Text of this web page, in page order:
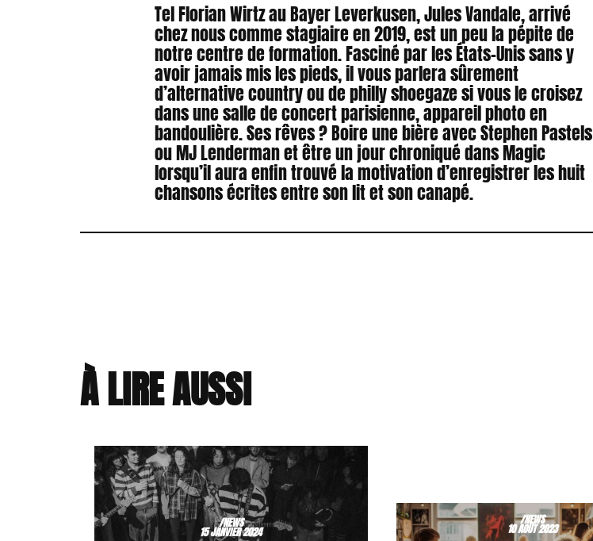
Tel Florian Wirtz au Bayer Leverkusen, Jules Vandale, arrivé
chez nous comme stagiaire en 2019, est un peu la pépite de
notre centre de formation. Fasciné par les États-Unis sans y
avoir jamais mis les pieds, il vous parlera sûrement
d’alternative country ou de philly shoegaze si vous le croisez
dans une salle de concert parisienne, appareil photo en
bandoulière. Ses rêves ? Boire une bière avec Stephen Pastels
ou MJ Lenderman et être un jour chroniqué dans Magic
lorsqu’il aura enfin trouvé la motivation d’enregistrer les huit
chansons écrites entre son lit et son canapé.
À LIRE AUSSI
/NEWS
15 JANVIER 2024
/NEWS
10 AOÛT 2023